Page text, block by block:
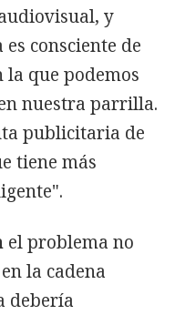
y
consciente de
que podemos
nuestra parrilla.
publicitaria de
tiene más
el problema no
la cadena
debería